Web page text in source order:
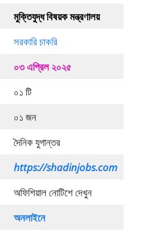
মুক্তিযুদ্ধ বিষয়ক মন্ত্রণালয়
সরকারি চাকরি
০৩ এপ্রিল ২০২৫
০১ টি
০১ জন
দৈনিক যুগান্তর
https://shadinjobs.com
অফিশিয়াল নোটিশে দেখুন
অনলাইনে